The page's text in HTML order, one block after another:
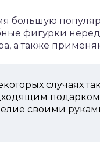
большую
фигурки
а также
случаях
подарком.
своими